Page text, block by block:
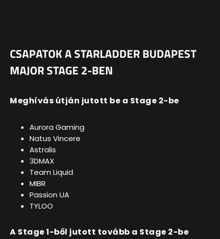
CSAPATOK A STARLADDER BUDAPEST
MAJOR STAGE 2-BEN
Meghívás útján jutott be a Stage 2-be
Aurora Gaming
Natus Vincere
Astralis
3DMAX
Team Liquid
MIBR
Passion UA
TYLOO
A Stage 1-ből jutott tovább a Stage 2-be